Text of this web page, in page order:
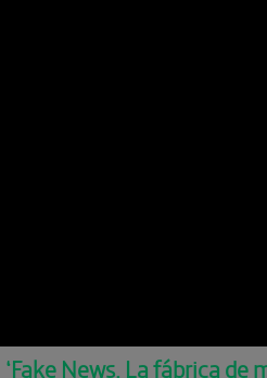
‘Fake News. La fábrica de